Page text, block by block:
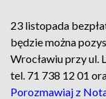
23 listopada
będzie można
Wrocławiu przy ul.
tel. 71 738 12 01
Porozmawiaj z